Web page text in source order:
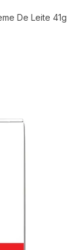
De Leite 41g